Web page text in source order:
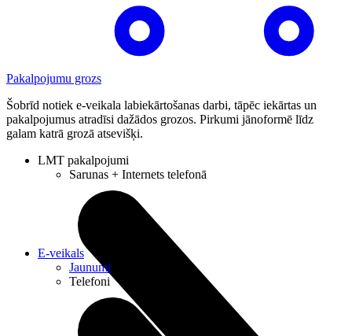
Pakalpojumu grozs
Šobrīd notiek e-veikala labiekārtošanas darbi, tāpēc iekārtas un
pakalpojumus atradīsi dažādos grozos. Pirkumi jānoformē līdz
galam katrā grozā atsevišķi.
LMT pakalpojumi
Sarunas + Internets telefonā
E-veikals
Jaunumi
Telefoni